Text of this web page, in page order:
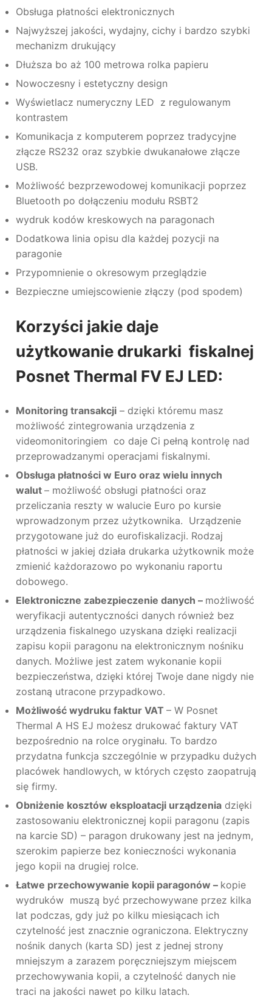
Obsługa płatności elektronicznych
Najwyższej jakości, wydajny, cichy i bardzo szybki
mechanizm drukujący
Dłuższa bo aż 100 metrowa rolka papieru
Nowoczesny i estetyczny design
Wyświetlacz numeryczny LED z regulowanym
kontrastem
Komunikacja z komputerem poprzez tradycyjne
złącze RS232 oraz szybkie dwukanałowe złącze
USB.
Możliwość bezprzewodowej komunikacji poprzez
Bluetooth po dołączeniu modułu RSBT2
wydruk kodów kreskowych na paragonach
Dodatkowa linia opisu dla każdej pozycji na
paragonie
Przypomnienie o okresowym przeglądzie
Bezpieczne umiejscowienie złączy (pod spodem)
Korzyści jakie daje
użytkowanie drukarki fiskalnej
Posnet Thermal FV EJ LED:
Monitoring transakcji – dzięki któremu masz
możliwość zintegrowania urządzenia z
videomonitoringiem co daje Ci pełną kontrolę nad
przeprowadzanymi operacjami fiskalnymi.
Obsługa płatności w Euro oraz wielu innych
walut – możliwość obsługi płatności oraz
przeliczania reszty w walucie Euro po kursie
wprowadzonym przez użytkownika. Urządzenie
przygotowane już do eurofiskalizacji. Rodzaj
płatności w jakiej działa drukarka użytkownik może
zmienić każdorazowo po wykonaniu raportu
dobowego.
Elektroniczne zabezpieczenie danych – możliwość
weryfikacji autentyczności danych również bez
urządzenia fiskalnego uzyskana dzięki realizacji
zapisu kopii paragonu na elektronicznym nośniku
danych. Możliwe jest zatem wykonanie kopii
bezpieczeństwa, dzięki której Twoje dane nigdy nie
zostaną utracone przypadkowo.
Możliwość wydruku faktur VAT – W Posnet
Thermal A HS EJ możesz drukować faktury VAT
bezpośrednio na rolce oryginału. To bardzo
przydatna funkcja szczególnie w przypadku dużych
placówek handlowych, w których często zaopatrują
się firmy.
Obniżenie kosztów eksploatacji urządzenia dzięki
zastosowaniu elektronicznej kopii paragonu (zapis
na karcie SD) – paragon drukowany jest na jednym,
szerokim papierze bez konieczności wykonania
jego kopii na drugiej rolce.
Łatwe przechowywanie kopii paragonów – kopie
wydruków muszą być przechowywane przez kilka
lat podczas, gdy już po kilku miesiącach ich
czytelność jest znacznie ograniczona. Elektryczny
nośnik danych (karta SD) jest z jednej strony
mniejszym a zarazem poręczniejszym miejscem
przechowywania kopii, a czytelność danych nie
traci na jakości nawet po kilku latach.